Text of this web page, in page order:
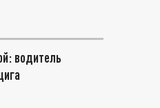
водитель